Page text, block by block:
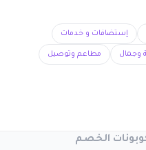
إستضافات و خدمات
وجمال مطاعم وتوصيل
الخصم